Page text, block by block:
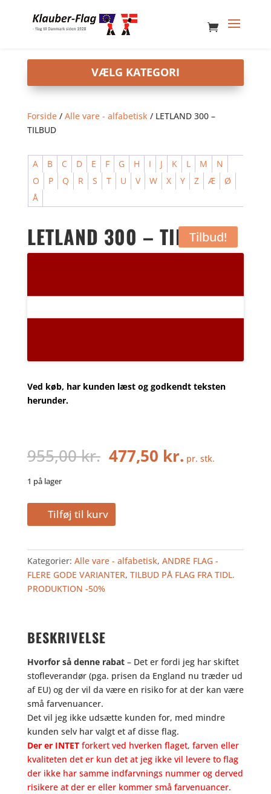
Forside/ Alle vare - alfabetisk/ LETLAND 300 –
TILBUD
A B C D E F G H I J K L M
N
O
P Q R S T U V W X Y Z Æ
Ø
Å
LETLAND 300 – TILBUD
Tilbud!
Ved køb, har kunden læst og godkendt teksten
herunder.
955,00kr. Den
oprindelige
955,00
kr..
477,50 kr.Den
aktuelle
pr. stk.
1 på lager
LETLAND
300
TILBUD
antal
Tilføj til kurv
Kategorier: Alle vare - alfabetisk, ANDRE FLAG -
FLERE GODE VARIANTER, TILBUD PÅ FLAG FRA TIDL.
PRODUKTION -50%
BESKRIVELSE
Hvorfor så denne rabat– Det er fordi jeg har skiftet
stofleverandør (pga. prisen da England nu træder ud
af EU) og der vil da være en risiko for at der kan være
små farvenuancer.
Det vil jeg ikke udsætte kunden for, med mindre
kunden selv har valgt et af disse flag.
Der er INTETforkert ved hverken flaget, farven eller
kvaliteten det er kun det at jeg ikke vil levere to flag
der ikke har samme indfarvnings nummer og derved
risikere at der er eller kommer små farvenuancer.